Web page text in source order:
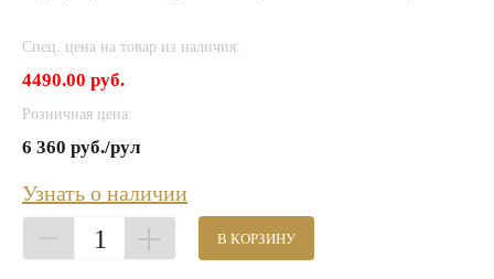
Спец. цена на товар из наличия:
4490.00 руб.
Розничная цена:
6 360 руб./рул
Узнать о наличии
1 В КОРЗИНУ